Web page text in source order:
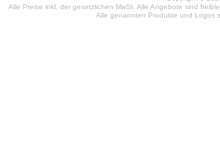
Alle Preise inkl. der gesetzlichen MwSt. Alle Angebote sind
Alle genannten Produkte und Logos